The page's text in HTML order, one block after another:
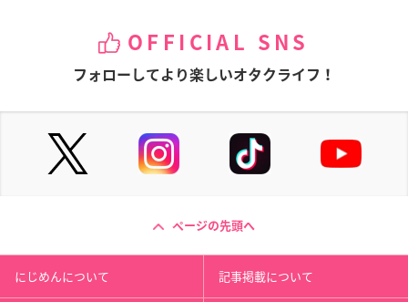
OFFICIAL SNS
フォローしてより楽しいオタクライフ！
ページの先頭へ
にじめんについて 記事掲載について